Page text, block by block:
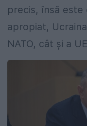
precis, însă
apropiat,
NATO, cât și a